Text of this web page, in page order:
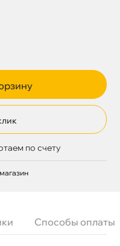
по счету
Способы оплаты